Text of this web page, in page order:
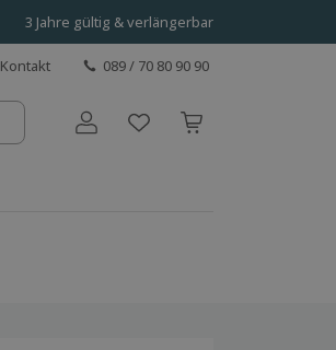
3 Jahre gültig & verlängerbar
Kontakt 089 / 70 80 90 90
Benutzerkonto